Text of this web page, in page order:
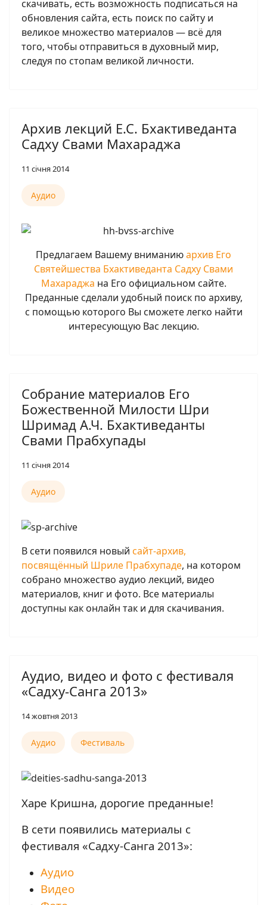
скачивать, есть возможность подписаться на
обновления сайта, есть поиск по сайту и
великое множество материалов — всё для
того, чтобы отправиться в духовный мир,
следуя по стопам великой личности.
Архив лекций Е.С. Бхактиведанта
Садху Свами Махараджа
11 січня 2014
Аудио
Предлагаем Вашему вниманиюархив Его
Святейшества Бхактиведанта Садху Свами
Махараджа на Его официальном сайте.
Преданные сделали удобный поиск по архиву,
с помощью которого Вы сможете легко найти
интересующую Вас лекцию.
Собрание материалов Его
Божественной Милости Шри
Шримад А.Ч. Бхактиведанты
Свами Прабхупады
11 січня 2014
Аудио
В сети появился новый сайт-архив,
посвящённый Шриле Прабхупаде, на котором
собрано множество аудио лекций, видео
материалов, книг и фото. Все материалы
доступны как онлайн так и для скачивания.
Аудио, видео и фото с фестиваля
«Садху-Санга 2013»
14 жовтня 2013
Аудио Фестиваль
Харе Кришна, дорогие преданные!
В сети появились материалы с
фестиваля «Садху-Санга 2013»:
Аудио
Видео